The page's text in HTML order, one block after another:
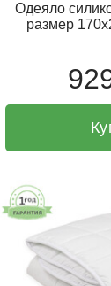
Одеяло
размер